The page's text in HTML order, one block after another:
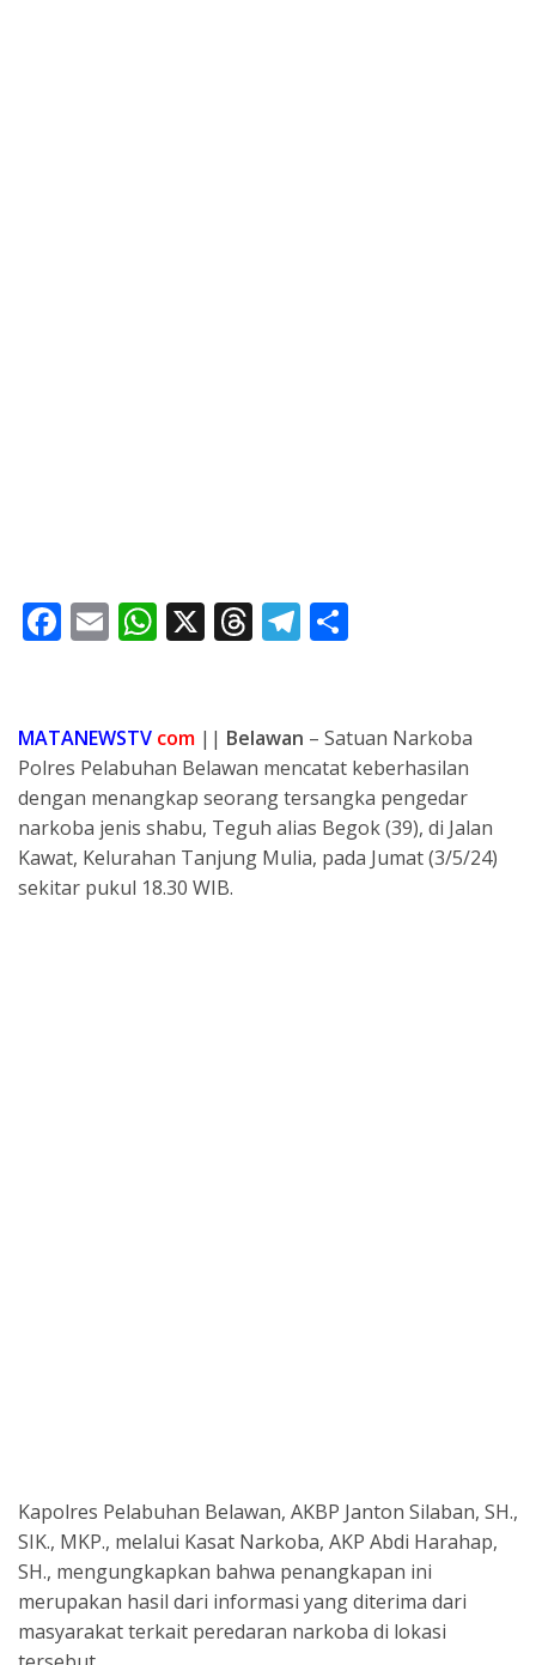
F
b
o
o
k
E
l
W
s
A
p
p
X T
a
d
s
T
gr
a
m
e
MATANEWSTV com || Belawan – Satuan Narkoba
Polres Pelabuhan Belawan mencatat keberhasilan
dengan menangkap seorang tersangka pengedar
narkoba jenis shabu, Teguh alias Begok (39), di Jalan
Kawat, Kelurahan Tanjung Mulia, pada Jumat (3/5/24)
sekitar pukul 18.30 WIB.
Kapolres Pelabuhan Belawan, AKBP Janton Silaban, SH.,
SIK., MKP., melalui Kasat Narkoba, AKP Abdi Harahap,
SH., mengungkapkan bahwa penangkapan ini
merupakan hasil dari informasi yang diterima dari
masyarakat terkait peredaran narkoba di lokasi